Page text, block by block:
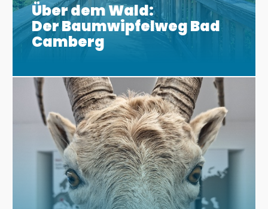
Über dem Wald:
Der Baumwipfelweg Bad
Camberg